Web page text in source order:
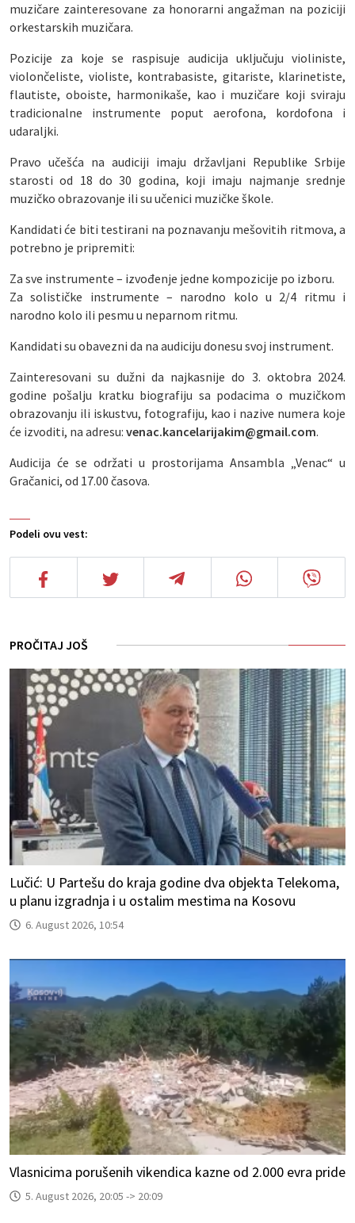
Podeli ovu vest:
muzičare zainteresovane za honorarni angažman na poziciji
orkestarskih muzičara.
Pozicije za koje se raspisuje audicija uključuju violiniste,
violončeliste, violiste, kontrabasiste, gitariste, klarinetiste,
flautiste, oboiste, harmonikaše, kao i muzičare koji sviraju
tradicionalne instrumente poput aerofona, kordofona i
udaraljki.
Pravo učešća na audiciji imaju državljani Republike Srbije
starosti od 18 do 30 godina, koji imaju najmanje srednje
muzičko obrazovanje ili su učenici muzičke škole.
Kandidati će biti testirani na poznavanju mešovitih ritmova, a
potrebno je pripremiti:
Za sve instrumente – izvođenje jedne kompozicije po izboru.
Za solističke instrumente – narodno kolo u 2/4 ritmu i
narodno kolo ili pesmu u neparnom ritmu.
Kandidati su obavezni da na audiciju donesu svoj instrument.
Zainteresovani su dužni da najkasnije do 3. oktobra 2024.
godine pošalju kratku biografiju sa podacima o muzičkom
obrazovanju ili iskustvu, fotografiju, kao i nazive numera koje
će izvoditi, na adresu: venac.kancelarijakim@gmail.com.
Audicija će se održati u prostorijama Ansambla „Venac“ u
Gračanici, od 17.00 časova.
PROČITAJ JOŠ
Lučić: U Partešu do kraja godine dva objekta Telekoma,
u planu izgradnja i u ostalim mestima na Kosovu
6. August 2026, 10:54
Vlasnicima porušenih vikendica kazne od 2.000 evra pride
5. August 2026, 20:05 -> 20:09